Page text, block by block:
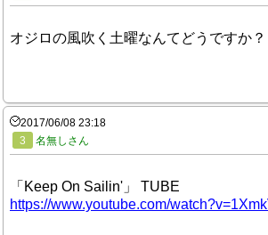
オジロの風吹く土曜なんてどうですか？
2017/06/08 23:18
3
名無しさん
「Keep On Sailin'」 TUBE
https://www.youtube.com/